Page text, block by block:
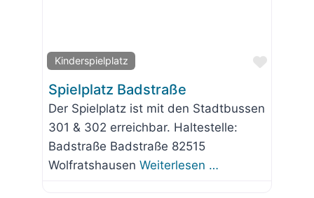
Kinderspielplatz
Favorit
Spielplatz Badstraße
Der Spielplatz ist mit den Stadtbussen
301 & 302 erreichbar. Haltestelle:
Badstraße Badstraße 82515
Wolfratshausen Weiterlesen …